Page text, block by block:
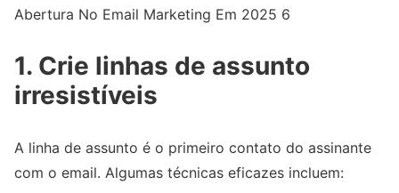
Abertura No Email Marketing Em 2025 6
1. Crie linhas de assunto
irresistíveis
A linha de assunto é o primeiro contato do assinante
com o email. Algumas técnicas eficazes incluem: